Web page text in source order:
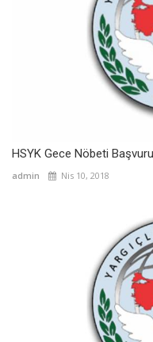
HSYK Gece Nöbeti
admin Nis 10, 2018